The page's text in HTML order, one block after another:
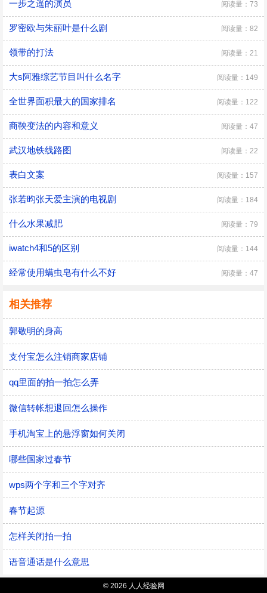
一步之遥的演员 阅读量：73
罗密欧与朱丽叶是什么剧 阅读量：82
领带的打法 阅读量：21
大s阿雅综艺节目叫什么名字 阅读量：149
全世界面积最大的国家排名 阅读量：122
商鞅变法的内容和意义 阅读量：47
武汉地铁线路图 阅读量：22
表白文案 阅读量：157
张若昀张天爱主演的电视剧 阅读量：184
什么水果减肥 阅读量：79
iwatch4和5的区别 阅读量：144
经常使用螨虫皂有什么不好 阅读量：47
相关推荐
郭敬明的身高
支付宝怎么注销商家店铺
qq里面的拍一拍怎么弄
微信转帐想退回怎么操作
手机淘宝上的悬浮窗如何关闭
哪些国家过春节
wps两个字和三个字对齐
春节起源
怎样关闭拍一拍
语音通话是什么意思
© 2026 人人经验网